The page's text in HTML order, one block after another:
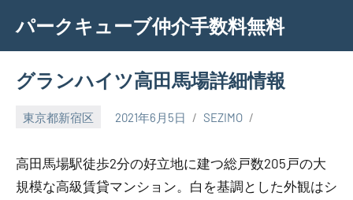
content
パークキューブ仲介手数料無料
グランハイツ高田馬場詳細情報
東京都新宿区 2021年6月5日 SEZIMO
高田馬場駅徒歩2分の好立地に建つ総戸数205戸の大
規模な高級賃貸マンション。白を基調とした外観はシ